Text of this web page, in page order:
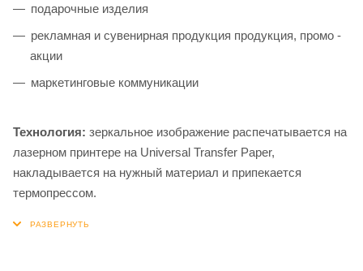
подарочные изделия
рекламная и сувенирная продукция продукция, промо -
акции
маркетинговые коммуникации
Технология: зеркальное изображение распечатывается на
лазерном принтере на Universal Transfer Paper,
накладывается на нужный материал и припекается
термопрессом.